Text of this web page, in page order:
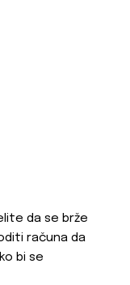
da se brže
računa da
bi se